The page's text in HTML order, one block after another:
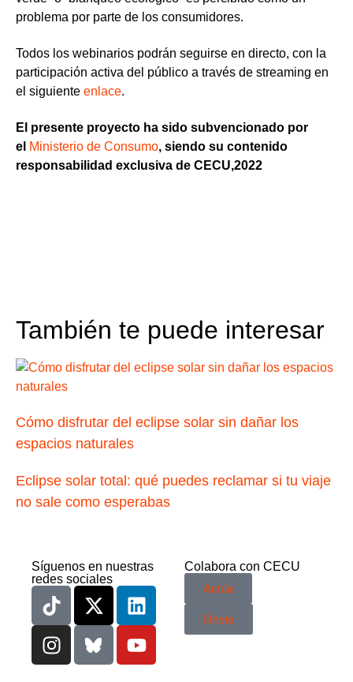
problema por parte de los consumidores.
Todos los webinarios podrán seguirse en directo, con la
participación activa del público a través de streaming en
el siguiente enlace.
El presente proyecto ha sido subvencionado por
el Ministerio de Consumo, siendo su contenido
responsabilidad exclusiva de CECU,2022
También te puede interesar
Cómo disfrutar del eclipse solar sin dañar los
espacios naturales
Eclipse solar total: qué puedes reclamar si tu viaje
no sale como esperabas
Síguenos en nuestras
redes sociales
Colabora con CECU
Actúa
Únete